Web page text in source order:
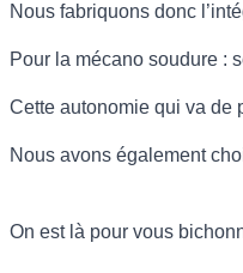
Nous fabriquons donc
Pour la mécano soudure :
Cette autonomie qui va de
Nous avons également
On est là pour vous